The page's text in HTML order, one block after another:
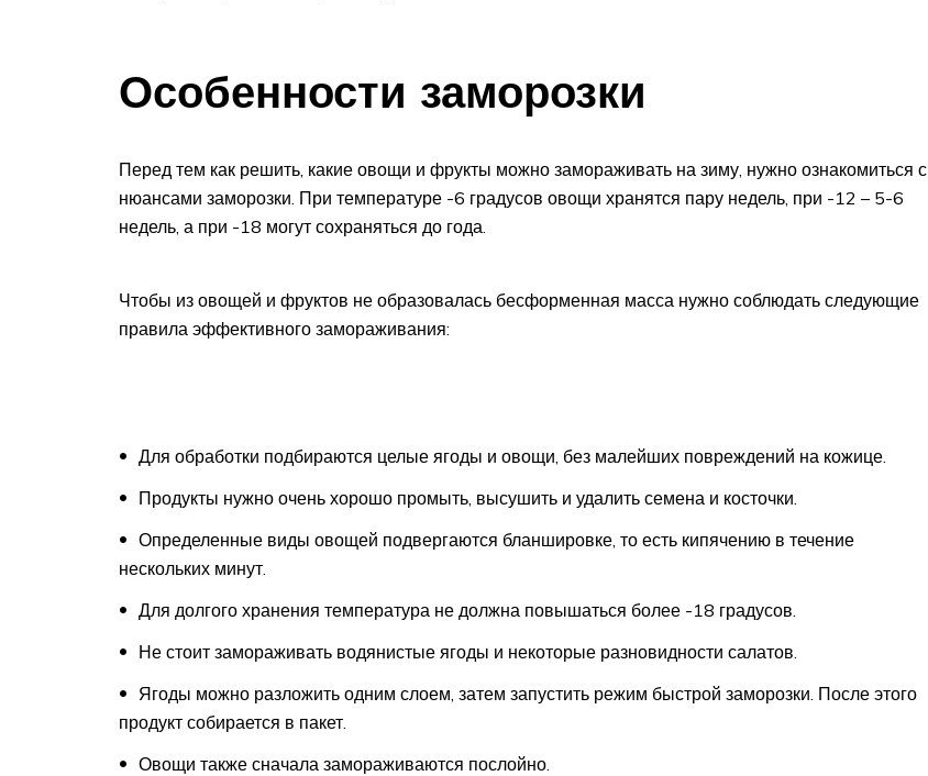
Особенности заморозки
Перед тем как решить, какие овощи и фрукты можно замораживать на зиму, нужно ознакомиться с
нюансами заморозки. При температуре -6 градусов овощи хранятся пару недель, при -12 – 5-6
недель, а при -18 могут сохраняться до года.
Чтобы из овощей и фруктов не образовалась бесформенная масса нужно соблюдать следующие
правила эффективного замораживания:
Для обработки подбираются целые ягоды и овощи, без малейших повреждений на кожице.
Продукты нужно очень хорошо промыть, высушить и удалить семена и косточки.
Определенные виды овощей подвергаются бланшировке, то есть кипячению в течение
нескольких минут.
Для долгого хранения температура не должна повышаться более -18 градусов.
Не стоит замораживать водянистые ягоды и некоторые разновидности салатов.
Ягоды можно разложить одним слоем, затем запустить режим быстрой заморозки. После этого
продукт собирается в пакет.
Овощи также сначала замораживаются послойно.